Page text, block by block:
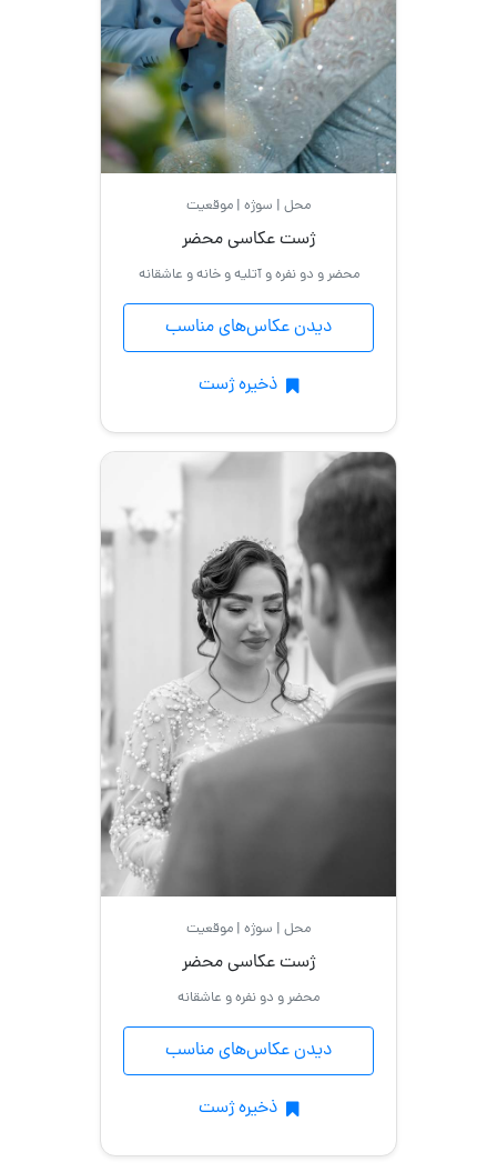
محل | سوژه | موقعیت
ژست عکاسی محضر
محضر و دو نفره و آتلیه و خانه و عاشقانه
دیدن عکاس‌های مناسب
ذخیره ژست
محل | سوژه | موقعیت
ژست عکاسی محضر
محضر و دو نفره و عاشقانه
دیدن عکاس‌های مناسب
ذخیره ژست